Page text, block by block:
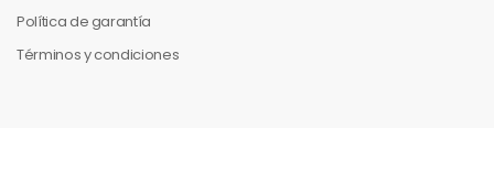
Política de garantía
Términos y condiciones